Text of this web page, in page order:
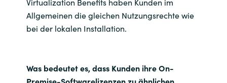
Allgemeinen die gleichen Nutzungsrechte wie
bei der lokalen Installation.
Was bedeutet es, dass Kunden ihre On-